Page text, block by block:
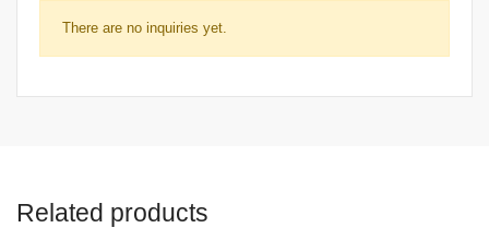
There are no inquiries yet.
Related products